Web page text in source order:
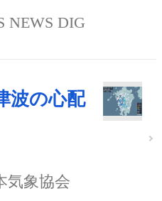
NEWS DIG
波の心配
気象協会